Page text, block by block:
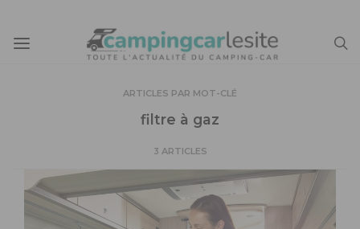
ARTICLES PAR MOT-CLÉ
filtre à gaz
3 ARTICLES